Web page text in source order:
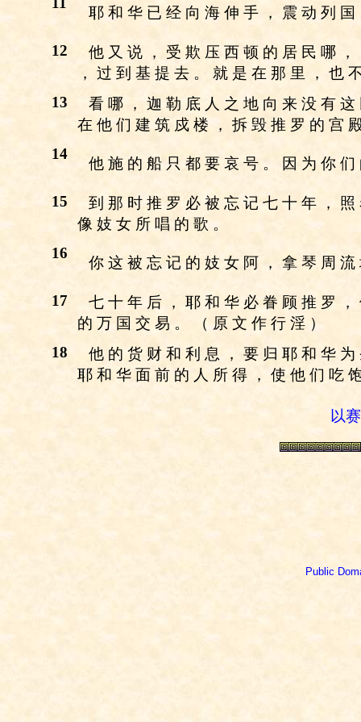
耶 和 华 已 经 向 海 伸 手 ， 震 动 列
12
他 又 说 ， 受 欺 压 西 顿 的 居 民 哪
， 过 到 基 提 去 。 就 是 在 那 里 ， 也
13
看 哪 ， 迦 勒 底 人 之 地 向 来 没 有
在 他 们 建 筑 戍 楼 ， 拆 毁 推 罗 的 宫
14
他 施 的 船 只 都 要 哀 号 。 因 为 你
15
到 那 时 推 罗 必 被 忘 记 七 十 年 ，
像 妓 女 所 唱 的 歌 。
16
你 这 被 忘 记 的 妓 女 阿 ， 拿 琴 周
17
七 十 年 后 ， 耶 和 华 必 眷 顾 推 罗
的 万 国 交 易 。 （ 原 文 作 行 淫 ）
18
他 的 货 财 和 利 息 ， 要 归 耶 和 华
耶 和 华 面 前 的 人 所 得 ， 使 他 们 吃
以
Public